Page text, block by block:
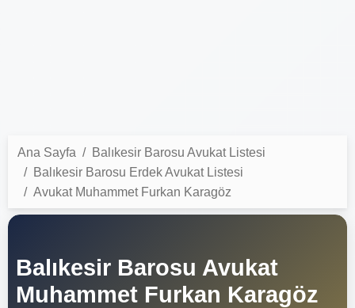
Ana Sayfa
Balıkesir Barosu Avukat Listesi
Balıkesir Barosu Erdek Avukat Listesi
Avukat Muhammet Furkan Karagöz
Balıkesir Barosu Avukat
Muhammet Furkan Karagöz